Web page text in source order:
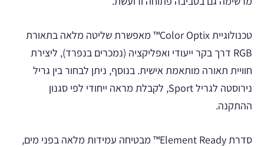
טכנולוגיית Color Optix™ מאפשרת שליטה מלאה בתאורת
RGB דרך בקר ייעודי ואפליקציה (נמכרים בנפרד), ליצירת
חוויית תאורה מותאמת אישית. בנוסף, ניתן לבחור בין גריל
נירוסטה לגריל Sport, לקבלת מראה ייחודי לפי סגנון
ההתקנה.
סדרת Element Ready™ מבטיחה עמידות מלאה בפני מים,